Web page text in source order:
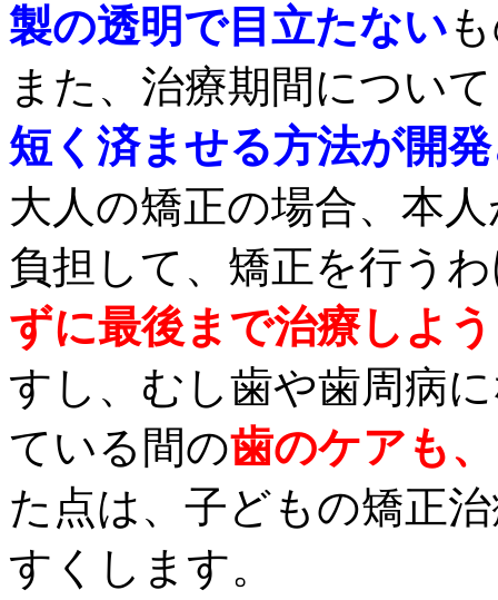
製の透明で目立たない
また、治療期間につい
短く済ませる方法が開
大人の矯正の場合、本
負担して、矯正を行う
ずに最後まで治療しよう
すし、むし歯や歯周病
ている間の歯のケアも
た点は、子どもの矯正
すくします。